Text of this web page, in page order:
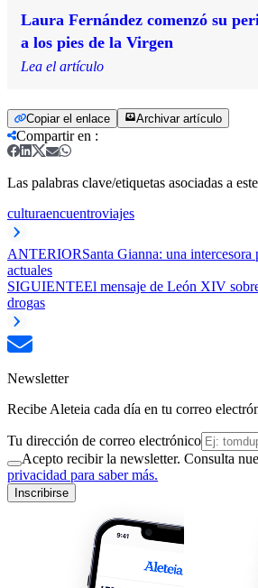
Laura Fernández comenzó su
a los pies de la Virgen
Lea el artículo
Copiar el enlace Archivar artículo
Compartir en :
Las palabras clave/etiquetas asociadas a
culturaencuentroviajes
ANTERIORSanta Gianna: una
actuales
SIGUIENTEEl mensaje de León XIV
drogas
Newsletter
Recibe Aleteia cada día en tu correo
Tu dirección de correo electrónico
Acepto recibir la newsletter. Consulta
privacidad para saber más.
Inscribirse